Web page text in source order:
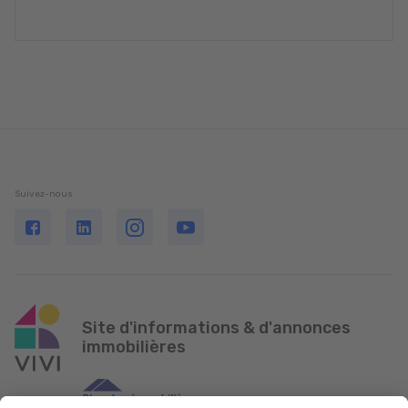
Suivez-nous
Site d'informations & d'annonces
immobilières